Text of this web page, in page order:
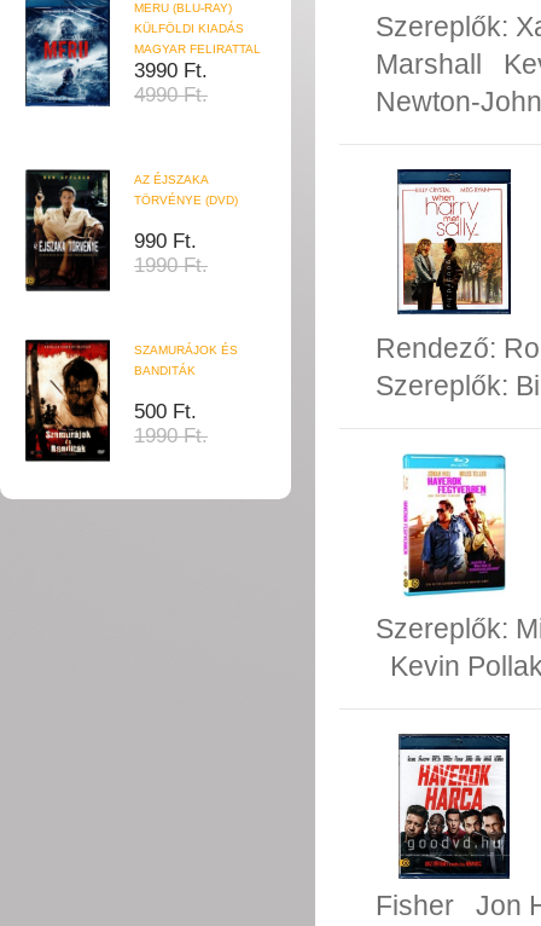
MERU (BLU-RAY)
KÜLFÖLDI KIADÁS
MAGYAR FELIRATTAL
3990 Ft.
4990 Ft.
AZ ÉJSZAKA
TÖRVÉNYE (DVD)
990 Ft.
1990 Ft.
SZAMURÁJOK ÉS
BANDITÁK
500 Ft.
1990 Ft.
Szereplők:
Marshall
Newton-John
Rendező:
Szereplők:
Szereplők:
Kevin
Fisher
Jon